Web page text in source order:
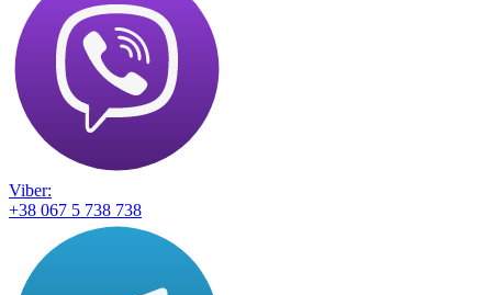
Viber:
+38 067 5 738 738